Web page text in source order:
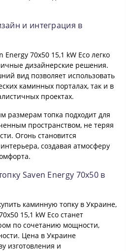
и интеграция в
70х50 15,1 kW Eco легко
дизайнерские решения.
вид позволяет использовать
каминных порталах, так и в
проектах.
размерам топка подходит для
пространством, не теряя
Огонь становится
создавая атмосферу
Saven Energy 70х50 в
каминную топку в Украине,
15,1 kW Eco станет
по сочетанию мощности,
Цена в Украине
изготовления и